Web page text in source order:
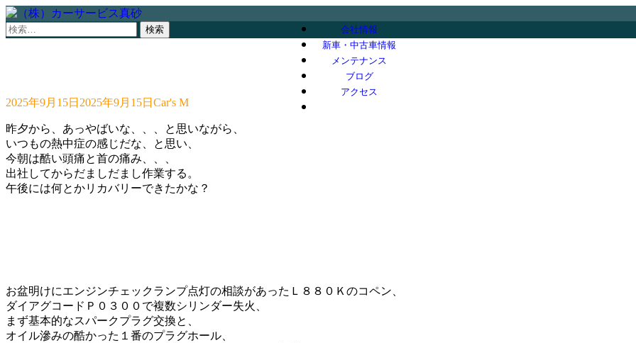
検
会社情報
新車・中古車情報
メンテナンス
ブログ
アクセス
2025年9月15日 2025年9月15日 Car's M
昨夕から、あっやばいな、、、と思いながら、
いつもの熱中症の感じだな、と思い、
今朝は酷い頭痛と首の痛み、、、
出社してからだましだまし作業する。
午後には何とかリカバリーできたかな？
お盆明けにエンジンチェックランプ点灯の相談があったＬ８８０Ｋのコペン、
ダイアグコードＰ０３００で複数シリンダー失火、
まず基本的なスパークプラグ交換と、
オイル滲みの酷かった１番のプラグホール、